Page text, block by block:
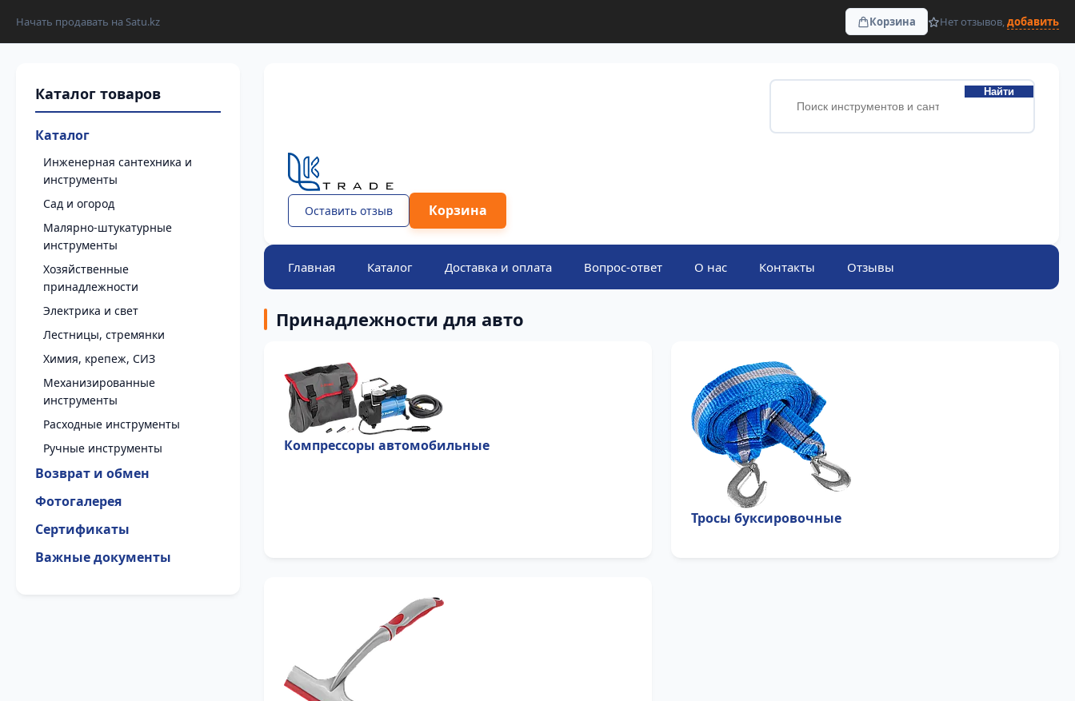
Начать продавать на Satu.kz Корзина Нет отзывов,добавить
Каталог
Инженерная сантехника и
инструменты
Сад и огород
Малярно-штукатурные
инструменты
Хозяйственные
принадлежности
Электрика и свет
Лестницы, стремянки
Химия, крепеж, СИЗ
Механизированные
инструменты
Расходные инструменты
Ручные инструменты
Возврат и обмен
Фотогалерея
Сертификаты
Важные документы
Найти
Оставить отзыв Корзина
Главная Каталог Доставка и оплата Вопрос-ответ О нас Контакты Отзывы
Принадлежности для авто
Компрессоры автомобильные
Тросы буксировочные